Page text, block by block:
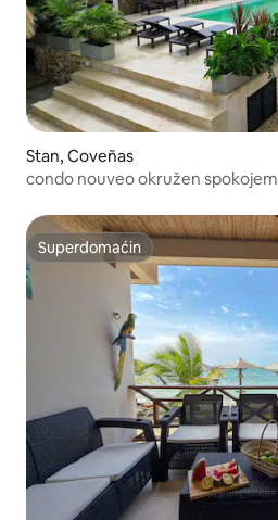
Stan, Coveñas
condo nouveo okružen spokojem
Superdomaćin
Superdomaćin